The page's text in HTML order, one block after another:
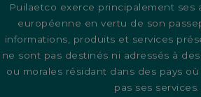
Puilaetco exerce principalement ses
européenne en vertu de son
informations, produits et services
ne sont pas destinés ni adressés à
ou morales résidant dans des pays
pas ses services.